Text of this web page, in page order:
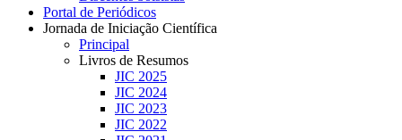
Portal de Periódicos
Jornada de Iniciação Científica
Principal
Livros de Resumos
JIC 2025
JIC 2024
JIC 2023
JIC 2022